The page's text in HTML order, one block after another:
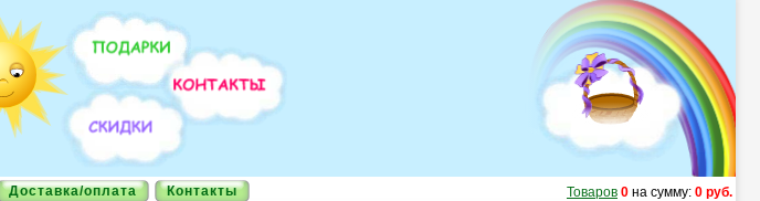
Доставка/оплата Контакты Товаров 0 на сумму: 0 руб.